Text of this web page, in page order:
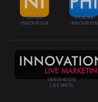
NUTRA
INNOVATION
PHARMA
INNOVATION
INNOVATION
LIVE MKTG